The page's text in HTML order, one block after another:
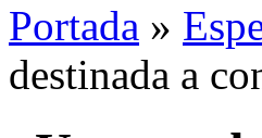
Portada »
destinada a